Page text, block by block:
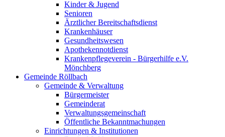
Kinder & Jugend
Senioren
Ärztlicher Bereitschaftsdienst
Krankenhäuser
Gesundheitswesen
Apothekennotdienst
Krankenpflegeverein - Bürgerhilfe e.V.
Mönchberg
Gemeinde Röllbach
Gemeinde & Verwaltung
Bürgermeister
Gemeinderat
Verwaltungsgemeinschaft
Öffentliche Bekanntmachungen
Einrichtungen & Institutionen